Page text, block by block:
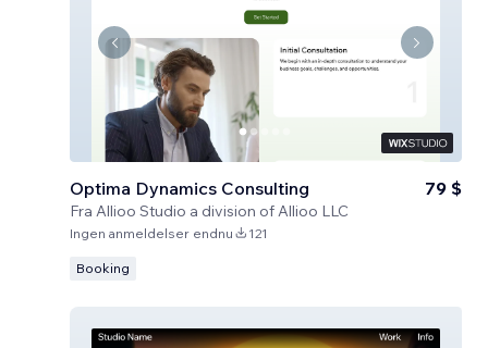
Optima Dynamics Consulting
Fra Allioo Studio a division of Allioo LLC
79 $
Ingen anmeldelser endnu 121
Booking